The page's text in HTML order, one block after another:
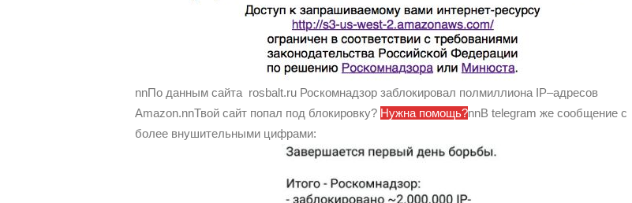
nnПо данным сайта rosbalt.ru Роскомнадзор заблокировал полмиллиона IP–адресов
Amazon.nnТвой сайт попал под блокировку? Нужна помощь?nnВ telegram же сообщение с
более внушительными цифрами: